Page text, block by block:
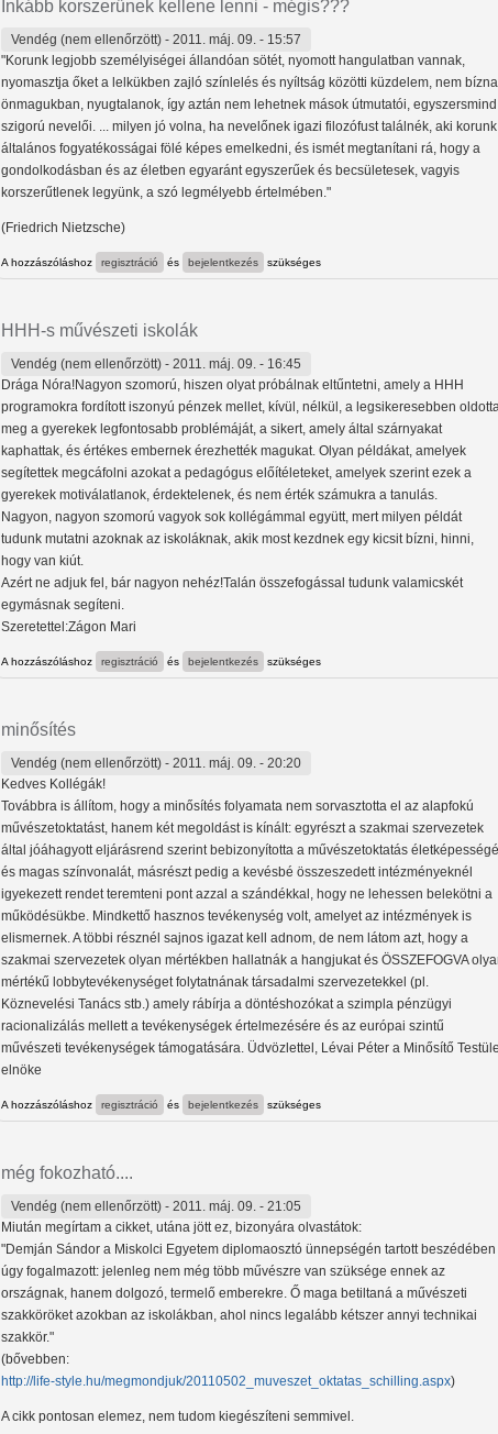
Inkább korszerűnek kellene lenni - mégis???
Vendég (nem ellenőrzött) - 2011. máj. 09. - 15:57
"Korunk legjobb személyiségei állandóan sötét, nyomott hangulatban vannak,
nyomasztja őket a lelkükben zajló színlelés és nyíltság közötti küzdelem, nem
önmagukban, nyugtalanok, így aztán nem lehetnek mások útmutatói, egyszersmind
szigorú nevelői. ... milyen jó volna, ha nevelőnek igazi filozófust találnék, aki korunk
általános fogyatékosságai fölé képes emelkedni, és ismét megtanítani rá, hogy a
gondolkodásban és az életben egyaránt egyszerűek és becsületesek, vagyis
korszerűtlenek legyünk, a szó legmélyebb értelmében."
(Friedrich Nietzsche)
A hozzászóláshoz regisztráció és bejelentkezés szükséges
HHH-s művészeti iskolák
Vendég (nem ellenőrzött) - 2011. máj. 09. - 16:45
Drága Nóra!Nagyon szomorú, hiszen olyat próbálnak eltűntetni, amely a HHH
programokra fordított iszonyú pénzek mellet, kívül, nélkül, a legsikeresebben
meg a gyerekek legfontosabb problémáját, a sikert, amely által szárnyakat
kaphattak, és értékes embernek érezhették magukat. Olyan példákat, amelyek
segítettek megcáfolni azokat a pedagógus előítéleteket, amelyek szerint ezek a
gyerekek motiválatlanok, érdektelenek, és nem érték számukra a tanulás.
Nagyon, nagyon szomorú vagyok sok kollégámmal együtt, mert milyen példát
tudunk mutatni azoknak az iskoláknak, akik most kezdnek egy kicsit bízni, hinni,
hogy van kiút.
Azért ne adjuk fel, bár nagyon nehéz!Talán összefogással tudunk valamicskét
egymásnak segíteni.
Szeretettel:Zágon Mari
A hozzászóláshoz regisztráció és bejelentkezés szükséges
minősítés
Vendég (nem ellenőrzött) - 2011. máj. 09. - 20:20
Kedves Kollégák!
Továbbra is állítom, hogy a minősítés folyamata nem sorvasztotta el az alapfokú
művészetoktatást, hanem két megoldást is kínált: egyrészt a szakmai szervezetek
által jóáhagyott eljárásrend szerint bebizonyította a művészetoktatás
és magas színvonalát, másrészt pedig a kevésbé összeszedett intézményeknél
igyekezett rendet teremteni pont azzal a szándékkal, hogy ne lehessen belekötni a
működésükbe. Mindkettő hasznos tevékenység volt, amelyet az intézmények is
elismernek. A többi résznél sajnos igazat kell adnom, de nem látom azt, hogy a
szakmai szervezetek olyan mértékben hallatnák a hangjukat és ÖSSZEFOGVA
mértékű lobbytevékenységet folytatnának társadalmi szervezetekkel (pl.
Köznevelési Tanács stb.) amely rábírja a döntéshozókat a szimpla pénzügyi
racionalizálás mellett a tevékenységek értelmezésére és az európai szintű
művészeti tevékenységek támogatására. Üdvözlettel, Lévai Péter a Minősítő
elnöke
A hozzászóláshoz regisztráció és bejelentkezés szükséges
még fokozható....
Vendég (nem ellenőrzött) - 2011. máj. 09. - 21:05
Miután megírtam a cikket, utána jött ez, bizonyára olvastátok:
"Demján Sándor a Miskolci Egyetem diplomaosztó ünnepségén tartott beszédében
úgy fogalmazott: jelenleg nem még több művészre van szüksége ennek az
országnak, hanem dolgozó, termelő emberekre. Ő maga betiltaná a művészeti
szakköröket azokban az iskolákban, ahol nincs legalább kétszer annyi technikai
szakkör."
(bővebben:
http://life-style.hu/megmondjuk/20110502_muveszet_oktatas_schilling.aspx)
A cikk pontosan elemez, nem tudom kiegészíteni semmivel.